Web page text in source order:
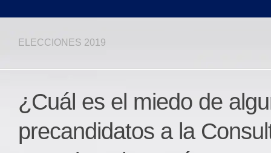
Politica
Deportes
JUDICIAL
ELECCIONES 2019
¿Cuál es el miedo de
precandidatos a la